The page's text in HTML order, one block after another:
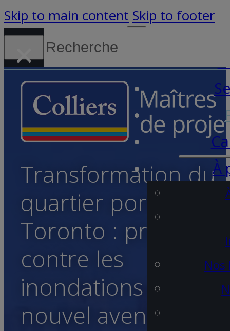
Skip to main content Skip to footer
Canada (Français)
Search
×
À
Nos
Transformation du
quartier portuaire,
Toronto :
contre les
inondations et
nouvel avenir